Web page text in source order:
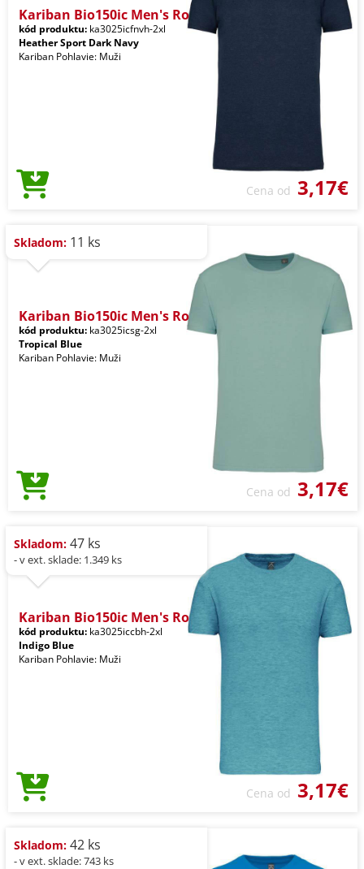
Kariban Bio150ic Men's Ro
kód produktu: ka3025icfnvh-2xl
Heather Sport Dark Navy
Kariban Pohlavie: Muži
Cena od 3,17€
Skladom: 11 ks
Kariban Bio150ic Men's Ro
kód produktu: ka3025icsg-2xl
Tropical Blue
Kariban Pohlavie: Muži
Cena od 3,17€
Skladom: 47 ks
- v ext. sklade: 1.349 ks
Kariban Bio150ic Men's Ro
kód produktu: ka3025iccbh-2xl
Indigo Blue
Kariban Pohlavie: Muži
Cena od 3,17€
Skladom: 42 ks
- v ext. sklade: 743 ks